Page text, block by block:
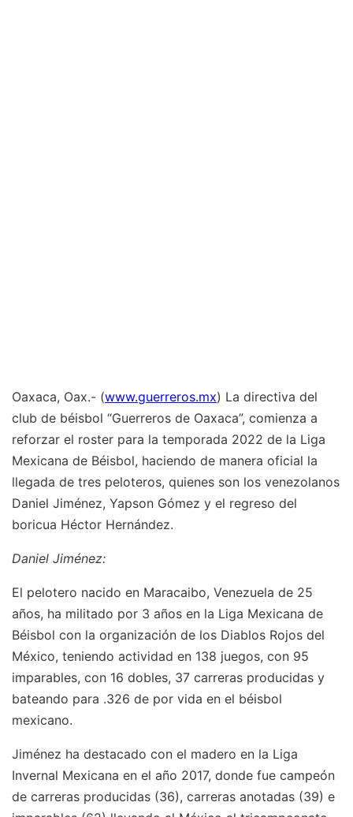
Oaxaca, Oax.- (www.guerreros.mx) La directiva del
club de béisbol “Guerreros de Oaxaca”, comienza a
reforzar el roster para la temporada 2022 de la Liga
Mexicana de Béisbol, haciendo de manera oficial la
llegada de tres peloteros, quienes son los venezolanos
Daniel Jiménez, Yapson Gómez y el regreso del
boricua Héctor Hernández.
Daniel Jiménez:
El pelotero nacido en Maracaibo, Venezuela de 25
años, ha militado por 3 años en la Liga Mexicana de
Béisbol con la organización de los Diablos Rojos del
México, teniendo actividad en 138 juegos, con 95
imparables, con 16 dobles, 37 carreras producidas y
bateando para .326 de por vida en el béisbol
mexicano.
Jiménez ha destacado con el madero en la Liga
Invernal Mexicana en el año 2017, donde fue campeón
de carreras producidas (36), carreras anotadas (39) e